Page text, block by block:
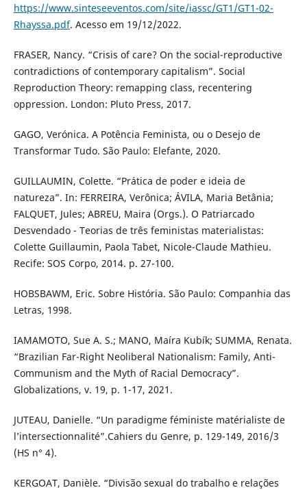
https://www.sinteseeventos.com/site/iassc/GT1/GT1-02-
Rhayssa.pdf. Acesso em 19/12/2022.
FRASER, Nancy. “Crisis of care? On the social-reproductive
contradictions of contemporary capitalism”. Social
Reproduction Theory: remapping class, recentering
oppression. London: Pluto Press, 2017.
GAGO, Verónica. A Potência Feminista, ou o Desejo de
Transformar Tudo. São Paulo: Elefante, 2020.
GUILLAUMIN, Colette. “Prática de poder e ideia de
natureza”. In: FERREIRA, Verônica; ÁVILA, Maria Betânia;
FALQUET, Jules; ABREU, Maira (Orgs.). O Patriarcado
Desvendado - Teorias de três feministas materialistas:
Colette Guillaumin, Paola Tabet, Nicole-Claude Mathieu.
Recife: SOS Corpo, 2014. p. 27-100.
HOBSBAWM, Eric. Sobre História. São Paulo: Companhia das
Letras, 1998.
IAMAMOTO, Sue A. S.; MANO, Maíra Kubík; SUMMA, Renata.
“Brazilian Far-Right Neoliberal Nationalism: Family, Anti-
Communism and the Myth of Racial Democracy”.
Globalizations, v. 19, p. 1-17, 2021.
JUTEAU, Danielle. “Un paradigme féministe matérialiste de
l’intersectionnalité”.Cahiers du Genre, p. 129-149, 2016/3
(HS n° 4).
KERGOAT, Danièle. “Divisão sexual do trabalho e relações